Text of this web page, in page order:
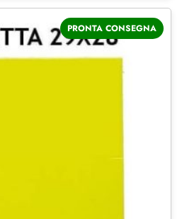
PRONTA CONSEGNA